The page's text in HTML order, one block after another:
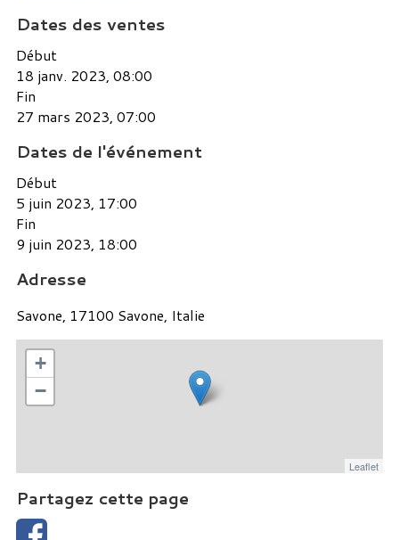
Dates des ventes
Début
18 janv. 2023, 08:00
Fin
27 mars 2023, 07:00
Dates de l'événement
Début
5 juin 2023, 17:00
Fin
9 juin 2023, 18:00
Adresse
Savone, 17100 Savone, Italie
+
−
Leaflet
Partagez cette page